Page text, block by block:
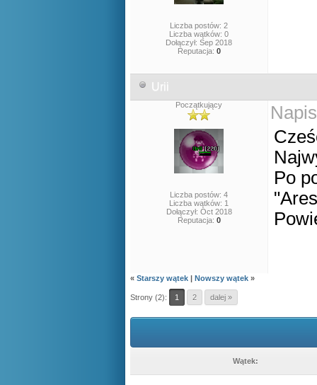
Liczba postów: 2
Liczba wątków: 0
Dołączył: Sep 2018
Reputacja: 0
Urii
Początkujący
Liczba postów: 4
Liczba wątków: 1
Dołączył: Oct 2018
Reputacja: 0
Po
« Starszy wątek | Nowszy wątek »
Strony (2): 1 2 dalej »
Wątek: